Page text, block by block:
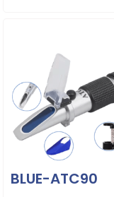
BLUE-ATC90